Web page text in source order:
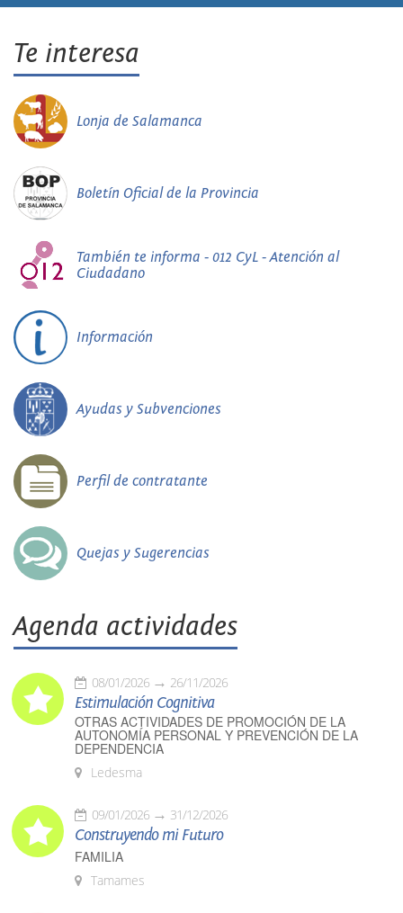
Te interesa
Lonja de Salamanca
Boletín Oficial de la Provincia
También te informa - 012 CyL - Atención al
Ciudadano
Información
Ayudas y Subvenciones
Perfil de contratante
Quejas y Sugerencias
Agenda actividades
08/01/2026 26/11/2026
Estimulación Cognitiva
OTRAS ACTIVIDADES DE PROMOCIÓN DE LA
AUTONOMÍA PERSONAL Y PREVENCIÓN DE LA
DEPENDENCIA
Ledesma
09/01/2026 31/12/2026
Construyendo mi Futuro
FAMILIA
Tamames